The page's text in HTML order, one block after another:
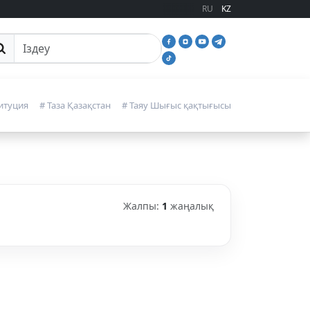
RU KZ
іздеу
# Таза Қазақстан # Таяу Шығыс қақтығысы
Жалпы: 1 жаңалық